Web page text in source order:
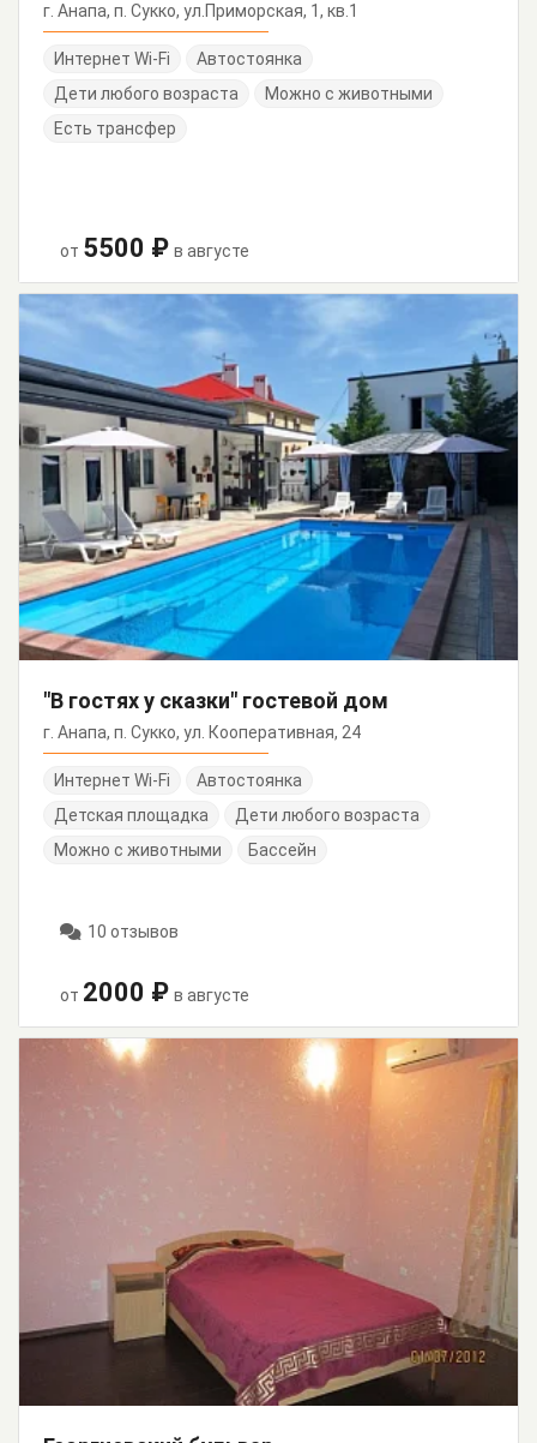
г. Анапа, п. Сукко, ул.Приморская, 1, кв.1
Интернет Wi-Fi
Автостоянка
Дети любого возраста
Можно с животными
Есть трансфер
от 5500 ₽ в августе
"В гостях у сказки" гостевой дом
г. Анапа, п. Сукко, ул. Кооперативная, 24
Интернет Wi-Fi
Автостоянка
Детская площадка
Дети любого возраста
Можно с животными
Бассейн
10 отзывов
от 2000 ₽ в августе